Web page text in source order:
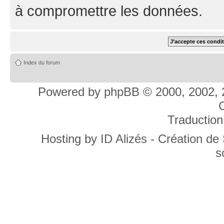
à compromettre les données.
Index du forum
Powered by phpBB © 2000, 2002,
Hosting by ID Alizés - Création